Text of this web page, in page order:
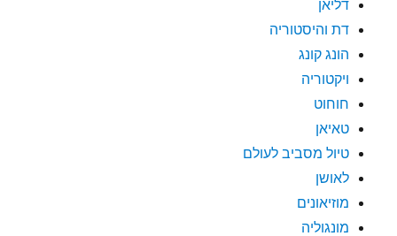
דליאן
דת והיסטוריה
הונג קונג
ויקטוריה
חוחוט
טאיאן
טיול מסביב לעולם
לאושן
מוזיאונים
מונגוליה